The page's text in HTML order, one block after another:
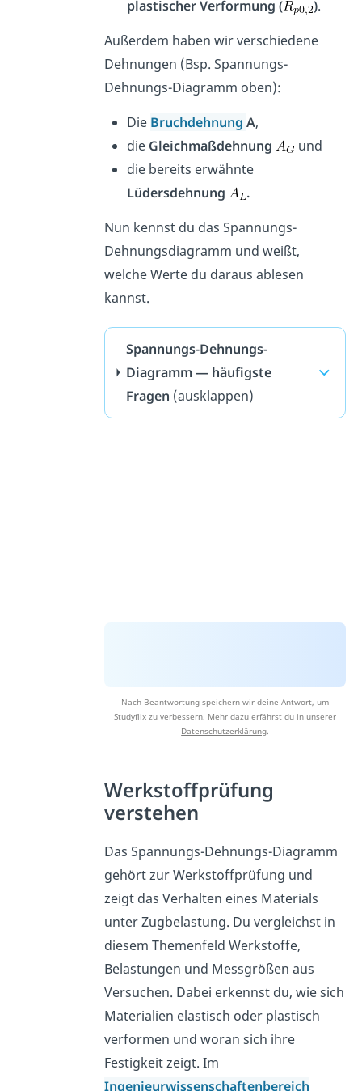
plastischer Verformung ( ).
Außerdem haben wir verschiedene
Dehnungen (Bsp. Spannungs-
Dehnungs-Diagramm oben):
Die BruchdehnungA,
die Gleichmaßdehnung
und
die bereits erwähnte
Lüdersdehnung
.
Nun kennst du das Spannungs-
Dehnungsdiagramm und weißt,
welche Werte du daraus ablesen
kannst.
Spannungs-Dehnungs-
Diagramm — häufigste
Fragen (ausklappen)
Nach Beantwortung speichern wir deine Antwort, um
Studyflix zu verbessern. Mehr dazu erfährst du in unserer
Datenschutzerklärung
Werkstoffprüfung
verstehen
Das Spannungs-Dehnungs-Diagramm
gehört zur Werkstoffprüfung und
zeigt das Verhalten eines Materials
unter Zugbelastung. Du vergleichst in
diesem Themenfeld Werkstoffe,
Belastungen und Messgrößen aus
Versuchen. Dabei erkennst du, wie sich
Materialien elastisch oder plastisch
verformen und woran sich ihre
Festigkeit zeigt. Im
Ingenieurwissenschaftenbereich